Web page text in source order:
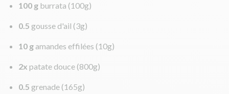
100 g burrata (100g)
0.5 gousse d'ail (3g)
10 g amandes effilées (10g)
2x patate douce (800g)
0.5 grenade (165g)